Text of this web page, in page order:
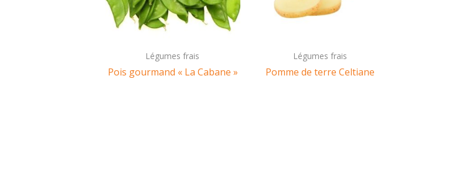
Légumes frais
Pois gourmand « La Cabane »
Légumes frais
Pomme de terre Celtiane